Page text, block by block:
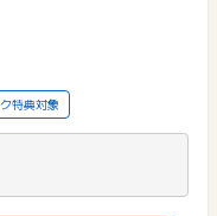
特典対象